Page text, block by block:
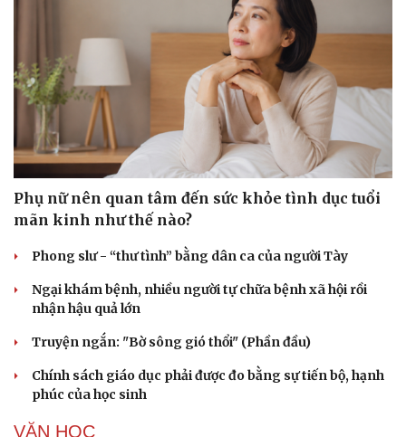
Phụ nữ nên quan tâm đến sức khỏe tình dục tuổi
mãn kinh như thế nào?
Phong slư - “thư tình” bằng dân ca của người Tày
Ngại khám bệnh, nhiều người tự chữa bệnh xã hội rồi
nhận hậu quả lớn
Truyện ngắn: "Bờ sông gió thổi" (Phần đầu)
Chính sách giáo dục phải được đo bằng sự tiến bộ, hạnh
phúc của học sinh
VĂN HỌC